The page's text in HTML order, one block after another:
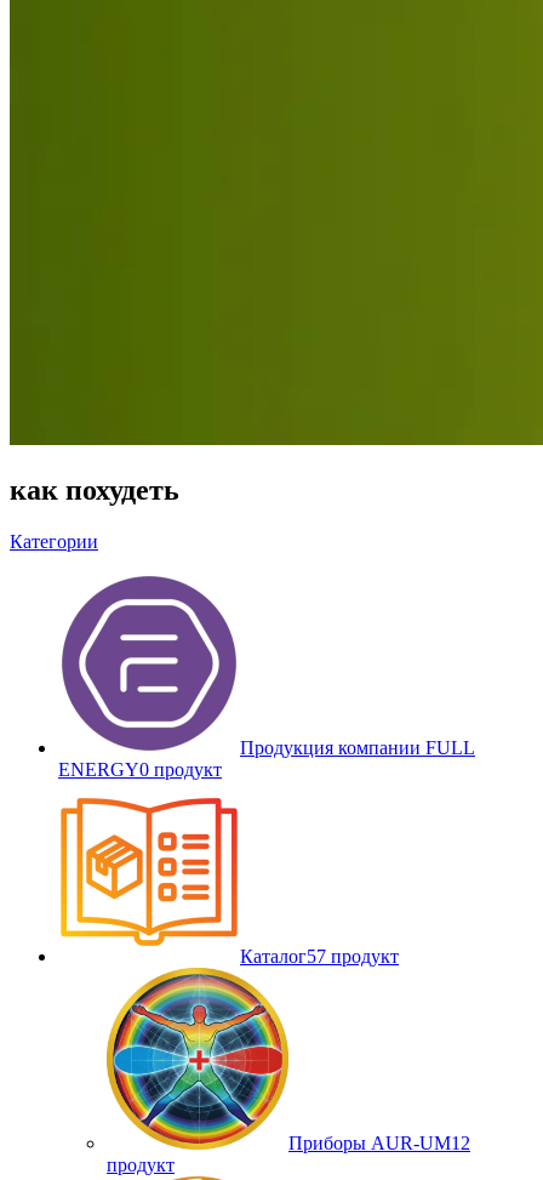
как похудеть
Категории
Продукция компании FULL
ENERGY0 продукт
Каталог57 продукт
Приборы AUR-UM12
продукт